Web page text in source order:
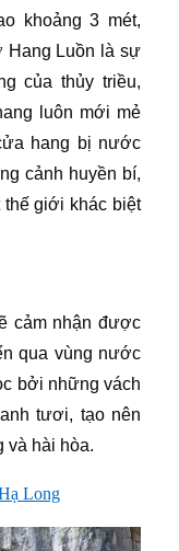
khoảng 3 mét,
Hang Luồn là sự
của thủy triều,
luôn mới mẻ
hang bị nước
cảnh huyền bí,
giới khác biệt
cảm nhận được
qua vùng nước
bởi những vách
tươi, tạo nên
và hài hòa.
Long